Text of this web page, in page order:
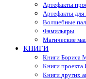
Артефакты
Артефакты для
Волшебные
Фамильяры
Магические
КНИГИ
Книги Бориса
Книги проекта
Книги других